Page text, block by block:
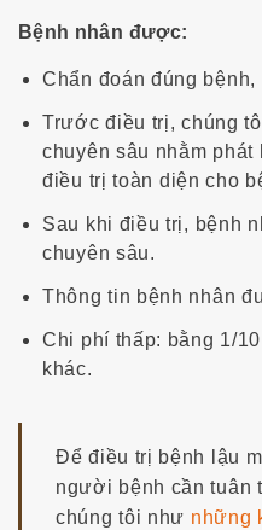
Bệnh nhân được:
Chẩn đoán đúng bệnh,
Trước điều trị, chúng
chuyên sâu nhằm
điều trị toàn diện cho
Sau khi điều trị, bệnh
chuyên sâu.
Thông tin bệnh nhân
Chi phí thấp: bằng 1/
khác.
Để điều trị bệnh lậu
người bệnh cần tuân
chúng tôi như những